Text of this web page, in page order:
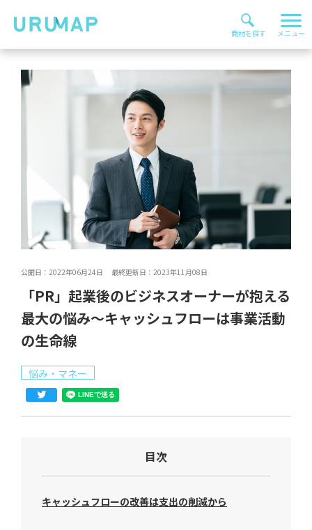
公開日：2022年06月24日 最終更新日：2023年11月08日
「PR」起業後のビジネスオーナーが抱える
最大の悩み～キャッシュフローは事業活動
の生命線
悩み・マネー
目次
キャッシュフローの改善は支出の削減から